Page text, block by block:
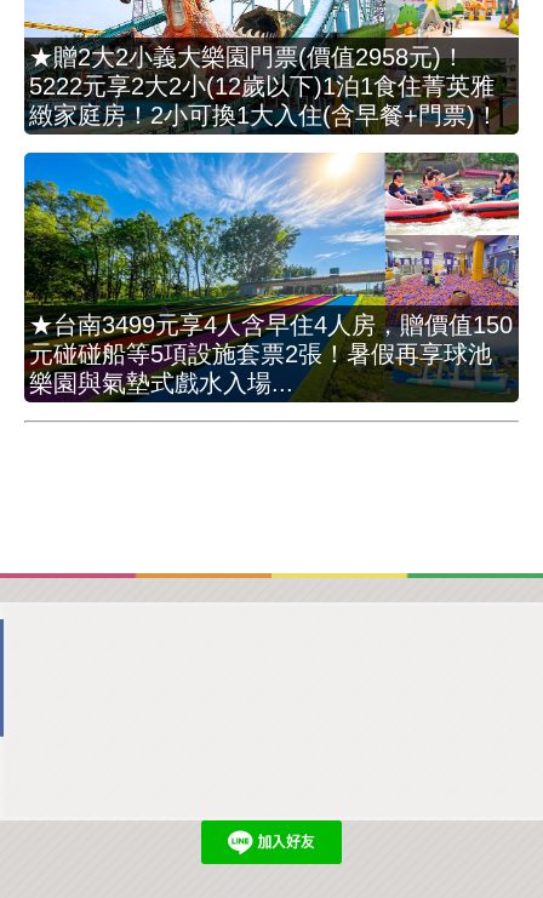
★贈2大2小義大樂園門票(價值2958元)！
5222元享2大2小(12歲以下)1泊1食住菁英雅
緻家庭房！2小可換1大入住(含早餐+門票)！
★台南3499元享4人含早住4人房，贈價值150
元碰碰船等5項設施套票2張！暑假再享球池
樂園與氣墊式戲水入場...